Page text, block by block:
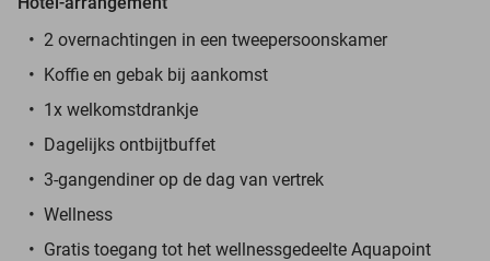
2 overnachtingen in een tweepersoonskamer
Koffie en gebak bij aankomst
1x welkomstdrankje
Dagelijks ontbijtbuffet
3-gangendiner op de dag van vertrek
Wellness
Gratis toegang tot het wellnessgedeelte Aquapoint